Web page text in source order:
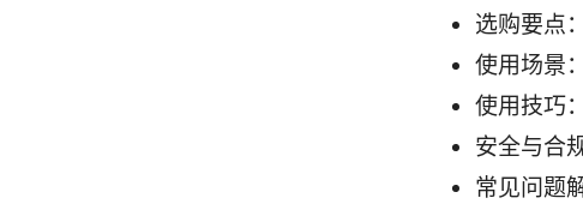
选购要点
使用场景
使用技巧
安全与合
常见问题